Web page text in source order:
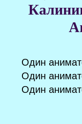
Один
Один
Один